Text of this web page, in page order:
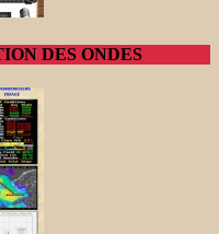
DES ONDES